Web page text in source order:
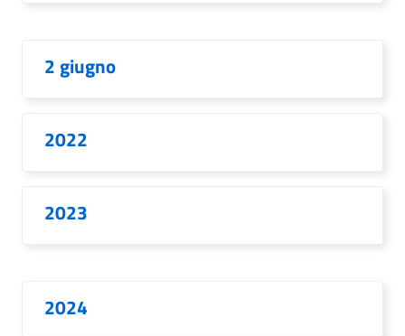
2 giugno
2022
2023
2024